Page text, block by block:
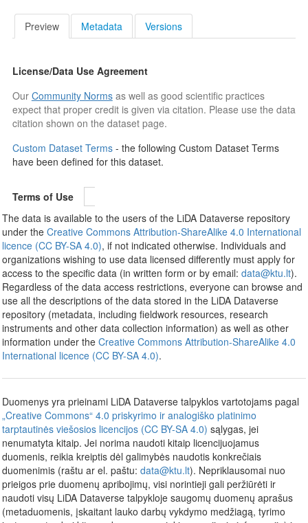
Preview Metadata Versions
License/Data Use Agreement
Our Community Normsas well as good scientific practices
expect that proper credit is given via citation. Please use the data
citation shown on the dataset page.
Custom Dataset Terms - the following Custom Dataset Terms
have been defined for this dataset.
Terms of Use
The data is available to the users of the LiDA Dataverse repository
under the Creative Commons Attribution-ShareAlike 4.0 International
licence (CC BY-SA 4.0), if not indicated otherwise. Individuals and
organizations wishing to use data licensed differently must apply for
access to the specific data (in written form or by email: data@ktu.lt).
Regardless of the data access restrictions, everyone can browse and
use all the descriptions of the data stored in the LiDA Dataverse
repository (metadata, including fieldwork resources, research
instruments and other data collection information) as well as other
information under the Creative Commons Attribution-ShareAlike 4.0
International licence (CC BY-SA 4.0).
Duomenys yra prieinami LiDA Dataverse talpyklos vartotojams pagal
„Creative Commons“ 4.0 priskyrimo ir analogiško platinimo
tarptautinės viešosios licencijos (CC BY-SA 4.0) sąlygas, jei
nenumatyta kitaip. Jei norima naudoti kitaip licencijuojamus
duomenis, reikia kreiptis dėl galimybės naudotis konkrečiais
duomenimis (raštu ar el. paštu: data@ktu.lt). Nepriklausomai nuo
prieigos prie duomenų apribojimų, visi norintieji gali peržiūrėti ir
naudoti visų LiDA Dataverse talpykloje saugomų duomenų aprašus
(metaduomenis, įskaitant lauko darbų vykdymo medžiagą, tyrimo